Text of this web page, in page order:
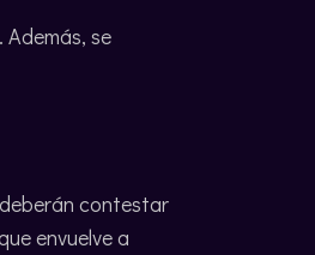
se
contestar
envuelve a